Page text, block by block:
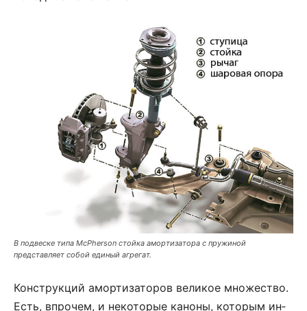
В подвеске типа McPherson стойка амортизатора с пружиной
представляет собой единый агрегат.
Кон­ст­рук­ций амор­ти­за­то­ров ве­ли­кое мно­же­ст­во.
Есть, впро­чем, и не­ко­то­рые ка­но­ны, ко­то­рым ин­